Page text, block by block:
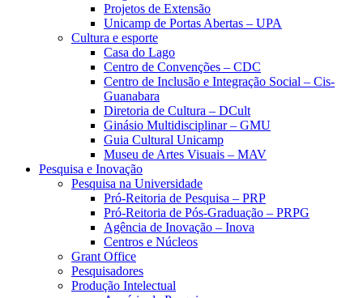
Projetos de Extensão
Unicamp de Portas Abertas – UPA
Cultura e esporte
Casa do Lago
Centro de Convenções – CDC
Centro de Inclusão e Integração Social – Cis-
Guanabara
Diretoria de Cultura – DCult
Ginásio Multidisciplinar – GMU
Guia Cultural Unicamp
Museu de Artes Visuais – MAV
Pesquisa e Inovação
Pesquisa na Universidade
Pró-Reitoria de Pesquisa – PRP
Pró-Reitoria de Pós-Graduação – PRPG
Agência de Inovação – Inova
Centros e Núcleos
Grant Office
Pesquisadores
Produção Intelectual